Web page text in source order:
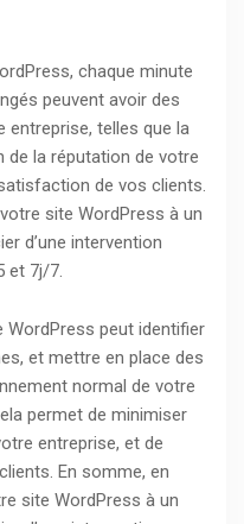
chaque minute
peuvent avoir des
entreprise, telles que la
de la réputation de votre
de vos clients.
site WordPress à un
d’une intervention
et 7j/7.
WordPress peut identifier
et mettre en place des
normal de votre
permet de minimiser
entreprise, et de
En somme, en
site WordPress à un